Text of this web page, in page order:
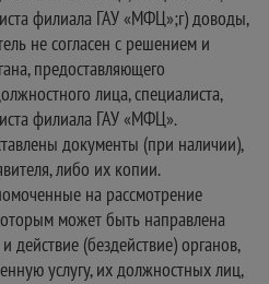
филиала ГАУ «МФЦ»;г) доводы,
не согласен с решением и
предоставляющего
лица, специалиста,
филиала ГАУ «МФЦ».
документы (при наличии),
либо их копии.
на рассмотрение
может быть направлена
(бездействие) органов,
услугу, их должностных лиц,